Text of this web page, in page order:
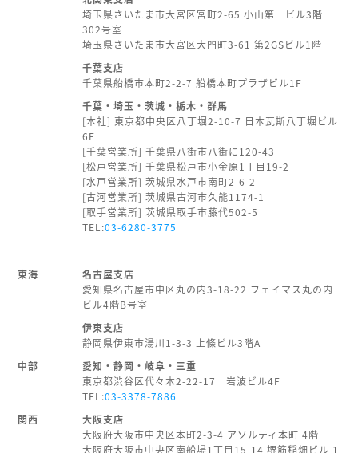
埼玉県さいたま市大宮区宮町2-65 小山第一ビル3階
302号室
埼玉県さいたま市大宮区大門町3-61 第2GSビル1階
千葉支店
千葉県船橋市本町2-2-7 船橋本町プラザビル1F
千葉・埼玉・茨城・栃木・群馬
[本社] 東京都中央区八丁堀2-10-7 日本瓦斯八丁堀ビル
6F
[千葉営業所] 千葉県八街市八街に120-43
[松戸営業所] 千葉県松戸市小金原1丁目19-2
[水戸営業所] 茨城県水戸市南町2-6-2
[古河営業所] 茨城県古河市久能1174-1
[取手営業所] 茨城県取手市藤代502-5
TEL:03-6280-3775
東海
名古屋支店
愛知県名古屋市中区丸の内3-18-22 フェイマス丸の内
ビル4階B号室
伊東支店
静岡県伊東市湯川1-3-3 上條ビル3階A
中部
愛知・静岡・岐阜・三重
東京都渋谷区代々木2-22-17 岩波ビル4F
TEL:03-3378-7886
関西
大阪支店
大阪府大阪市中央区本町2-3-4 アソルティ本町 4階
大阪府大阪市中央区南船場1丁目15-14 堺筋稲畑ビル 1